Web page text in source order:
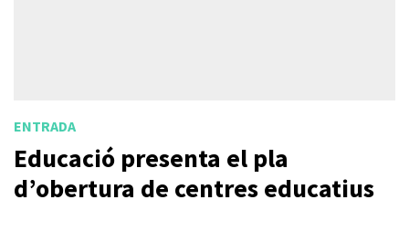
ENTRADA
Educació presenta el pla
d’obertura de centres educatius